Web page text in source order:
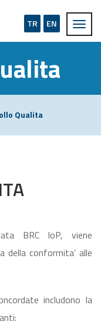
EN
TR
Qualita
BRC IoP, viene
della conformita’ alle
includono la